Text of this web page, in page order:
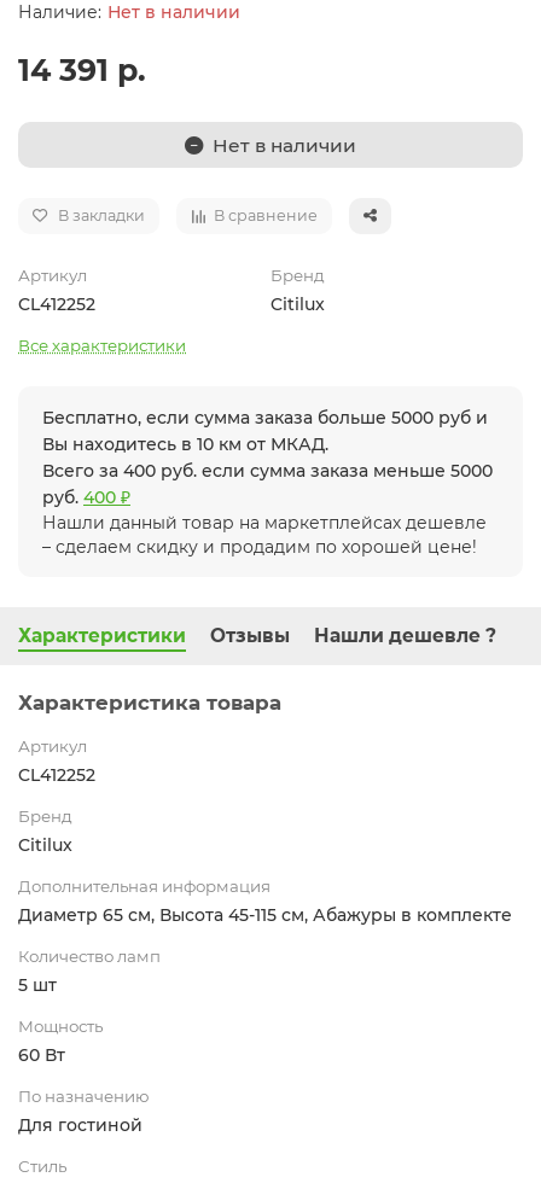
Нет в наличии
14 391 р.
Нет в наличии
В закладки В сравнение
Артикул
CL412252
Бренд
Citilux
Все характеристики
Бесплатно, если сумма заказа больше 5000 руб и
Вы находитесь в 10 км от МКАД.
Всего за 400 руб. если сумма заказа меньше 5000
руб. 400 ₽
Нашли данный товар на маркетплейсах дешевле
– сделаем скидку и продадим по хорошей цене!
Характеристики Отзывы Нашли дешевле ?
Характеристика товара
Артикул
CL412252
Бренд
Citilux
Дополнительная информация
Диаметр 65 см, Высота 45-115 см, Абажуры в комплекте
Количество ламп
5 шт
Мощность
60 Вт
По назначению
Для гостиной
Стиль